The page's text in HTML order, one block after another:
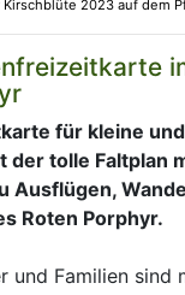
2023 auf dem
für kleine
der tolle Faltplan
Ausflügen,
Roten Porphyr.
und Familien sind